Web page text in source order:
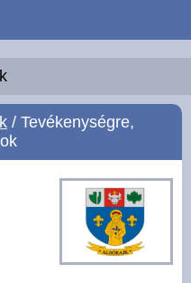
/ Tevékenységre,